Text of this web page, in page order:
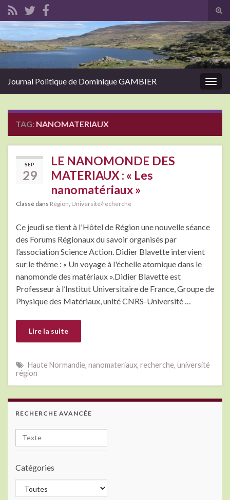
Search for:
Journal Politique de Dominique GAMBIER
TAG: NANOMATERIAUX
SEP
29
LE NANOMONDE DES
MATERIAUX : « Les
nanomatériaux »
Classé dans Région Université/recherche
Ce jeudi se tient à l'Hôtel de Région une nouvelle séance
des Forums Régionaux du savoir organisés par
l’association Science Action. Didier Blavette intervient
sur le thème : « Un voyage à l'échelle atomique dans le
nanomonde des matériaux ».Didier Blavette est
Professeur à l’Institut Universitaire de France, Groupe de
Physique des Matériaux, unité CNRS-Université …
Lire la suite
Haute Normandie, nanomateriaux, recherche, université
région
RECHERCHE AVANCÉE
Catégories